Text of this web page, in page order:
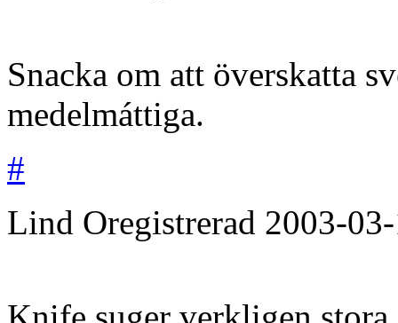
Snacka om att överskatta
medelmáttiga.
#
Lind Oregistrerad 2003-